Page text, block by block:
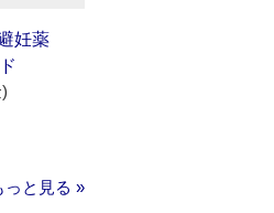
妊薬
っと見る »